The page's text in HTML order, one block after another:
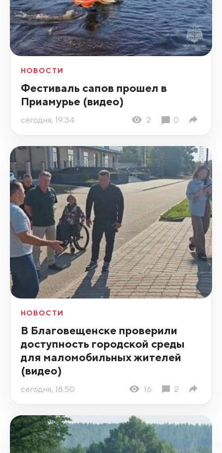
НОВОСТИ
Фестиваль сапов прошел в
Приамурье (видео)
сегодня, 19:34 2 0
НОВОСТИ
В Благовещенске проверили
доступность городской среды
для маломобильных жителей
(видео)
сегодня, 18:50 16 2